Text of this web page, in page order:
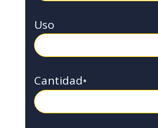
Uso
Cantidad*